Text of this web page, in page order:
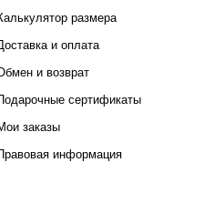
размера
и оплата
и возврат
сертификаты
заказы
информация